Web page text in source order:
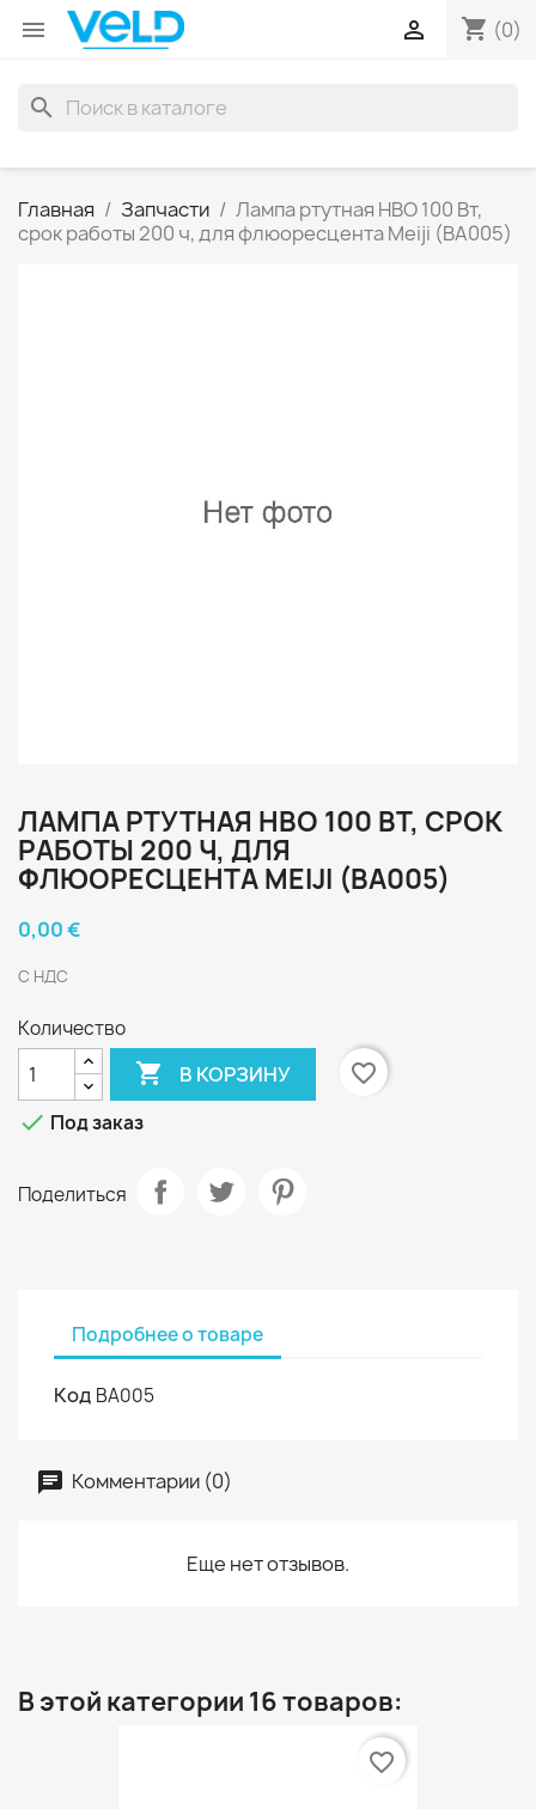
 shopping_cart (0)

search
Главная Запчасти
Лампа ртутная HBO 100 Вт,
срок работы 200 ч, для флюоресцента Meiji (BA005)
ЛАМПА РТУТНАЯ HBO 100 ВТ, СРОК
РАБОТЫ 200 Ч, ДЛЯ
ФЛЮОРЕСЦЕНТА MEIJI (BA005)
0,00 €
С НДС
Количество
 В КОРЗИНУ
favorite_border
 Под заказ
Поделиться
Подробнее о товаре
Код ВА005
Комментарии (0)
Еще нет отзывов.
В этой категории 16 товаров:
favorite_border